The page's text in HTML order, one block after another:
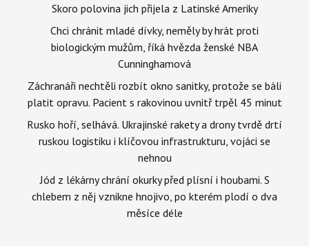
Skoro polovina jich přijela z Latinské Ameriky
Chci chránit mladé dívky, neměly by hrát proti
biologickým mužům, říká hvězda ženské NBA
Cunninghamová
Záchranáři nechtěli rozbít okno sanitky, protože se báli
platit opravu. Pacient s rakovinou uvnitř trpěl 45 minut
Rusko hoří, selhává. Ukrajinské rakety a drony tvrdě drtí
ruskou logistiku i klíčovou infrastrukturu, vojáci se
nehnou
Jód z lékárny chrání okurky před plísní i houbami. S
chlebem z něj vznikne hnojivo, po kterém plodí o dva
měsíce déle